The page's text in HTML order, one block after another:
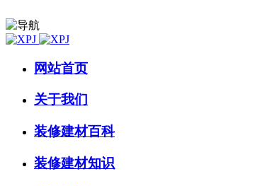
网站首页
关于我们
装修建材百科
装修建材知识